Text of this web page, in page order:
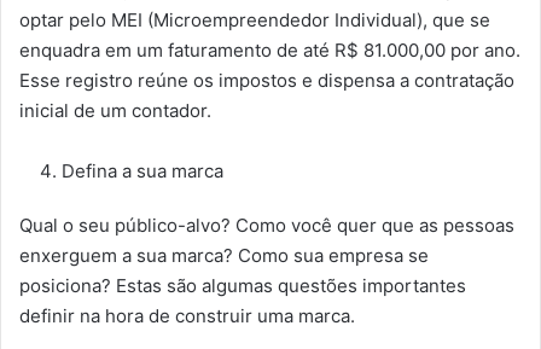
optar pelo MEI (Microempreendedor Individual), que se
enquadra em um faturamento de até R$ 81.000,00 por ano.
Esse registro reúne os impostos e dispensa a contratação
inicial de um contador.
Defina a sua marca
Qual o seu público-alvo? Como você quer que as pessoas
enxerguem a sua marca? Como sua empresa se
posiciona? Estas são algumas questões importantes
definir na hora de construir uma marca.